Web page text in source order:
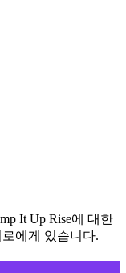
It Up Rise에 대한
에게 있습니다.